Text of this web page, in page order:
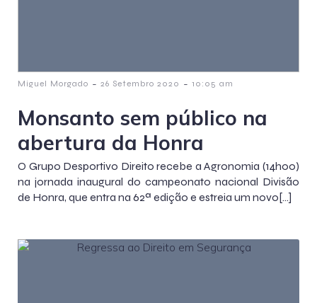
Miguel Morgado - 26 Setembro 2020 - 10:05 am
Monsanto sem público na
abertura da Honra
O Grupo Desportivo Direito recebe a Agronomia (14h00)
na jornada inaugural do campeonato nacional Divisão
de Honra, que entra na 62ª edição e estreia um novo[…]